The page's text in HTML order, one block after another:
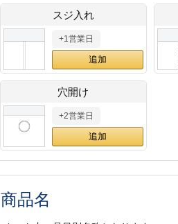
スジ入れ
+1営業日
穴開け
+2営業日
商品名